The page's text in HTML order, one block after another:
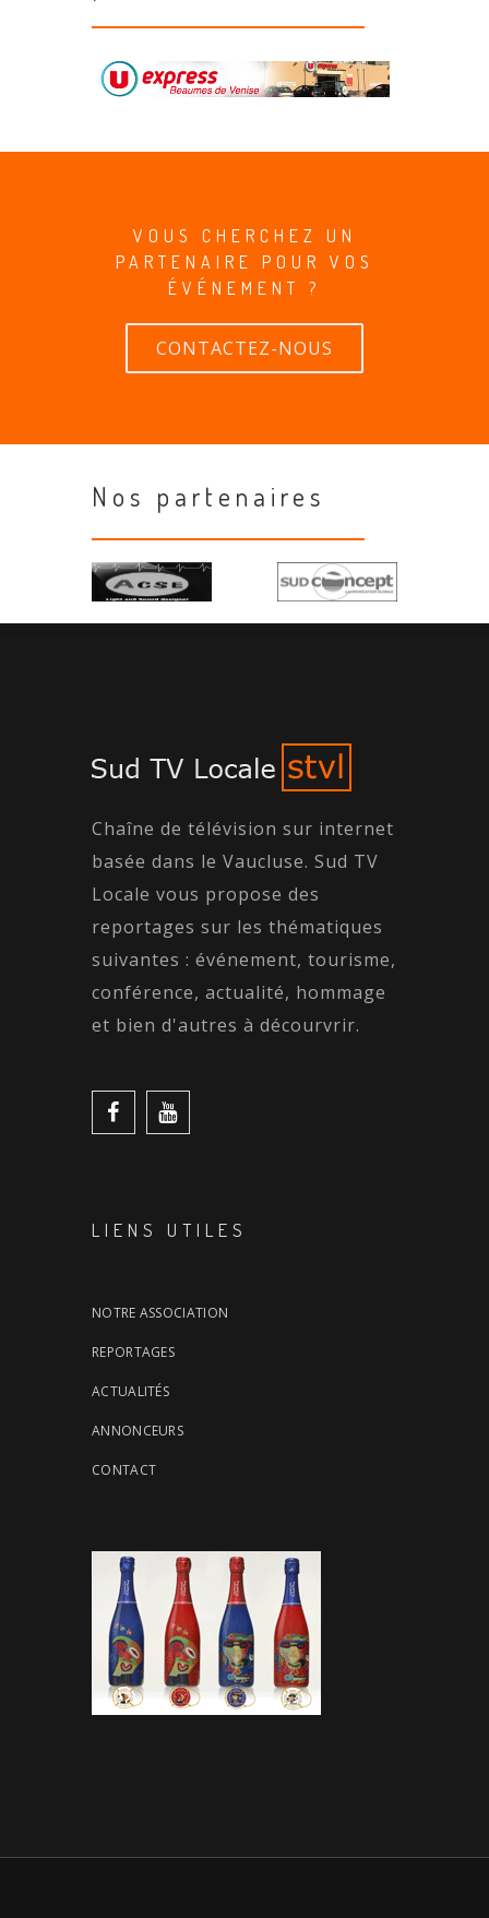
VOUS CHERCHEZ UN
PARTENAIRE POUR VOS
ÉVÉNEMENT ?
CONTACTEZ-NOUS
Nos partenaires
Chaîne de télévision sur internet
basée dans le Vaucluse. Sud TV
Locale vous propose des
reportages sur les thématiques
suivantes : événement, tourisme,
conférence, actualité, hommage
et bien d'autres à décourvrir.
LIENS UTILES
NOTRE ASSOCIATION
REPORTAGES
ACTUALITÉS
ANNONCEURS
CONTACT